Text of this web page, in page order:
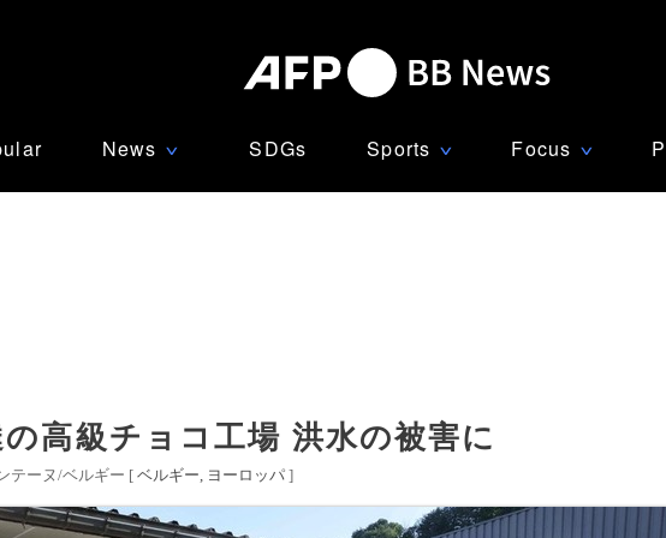
News ∨ SDGs Sports ∨ Focus ∨
高級チョコ工場 洪水の被害に
テーヌ/ベルギー [ ベルギー ヨーロッパ ]